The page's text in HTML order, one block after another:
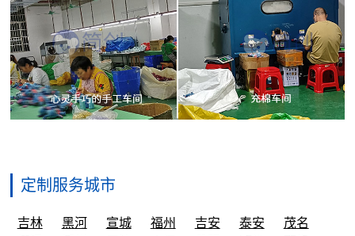
定制服务城市
吉林 黑河 宣城 福州 吉安 泰安
茂名